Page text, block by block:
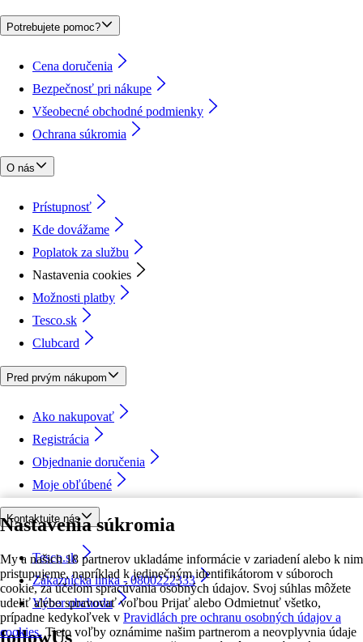
Nastavenia súkromia
My a našich 18 partnerov ukladáme informácie v zariadení alebo k nim
pristupujeme, napríklad k jedinečným identifikátorom v súboroch
cookie, za účelom spracúvania osobných údajov. Svoj súhlas môžete
udeliť alebo spravovať voľbou Prijať alebo Odmietnuť všetko,
prípadne kedykoľvek v Pravidlách pre ochranu osobných údajov a
cookies. Tieto voľby oznámime našim partnerom a neovplyvnia údaje
Potrebujete pomoc?
Cena doručenia
Bezpečnosť pri nákupe
Všeobecné obchodné podmienky
Ochrana súkromia
O nás
Prístupnosť
Kde dovážame
Poplatok za službu
Nastavenia cookies
Možnosti platby
Tesco.sk
Clubcard
Pred prvým nákupom
Ako nakupovať
Registrácia
Objednanie doručenia
Moje obľúbené
Kontaktujte nás
Tesco.sk
Zákaznícka linka - 0800222333
Výber obchodu
followUs